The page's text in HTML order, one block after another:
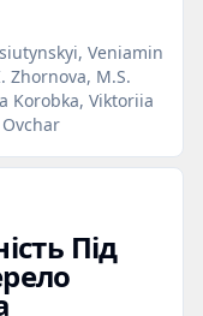
Veniamin
Zhornova, M.S.
Korobka, Viktoriia
Під